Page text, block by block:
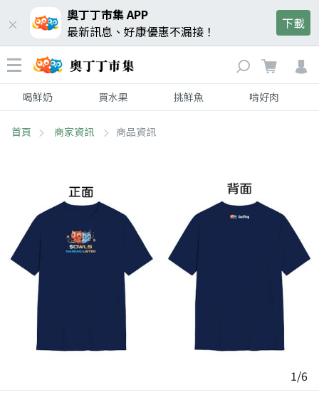
奧丁丁市集 APP
最新訊息、好康優惠不漏接！
下載
喝鮮奶 買水果 挑鮮魚 啃好肉
首頁 商家資訊 商品資訊
1/6